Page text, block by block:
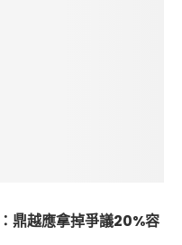
鼎越應拿掉爭議20%容